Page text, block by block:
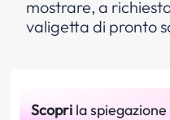
mostrare, a
valigetta di pronto
Scopri la spiegazione